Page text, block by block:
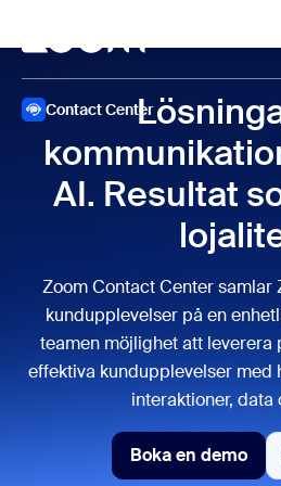
Contact Center
AI. Resultat
Zoom Contact Center samlar
kundupplevelser på en
teamen möjlighet att leverera
effektiva kundupplevelser med
interaktioner, data
Boka en demo
Boka en